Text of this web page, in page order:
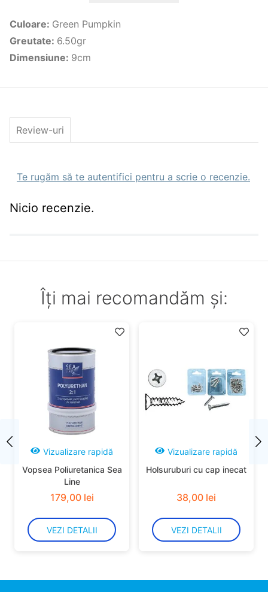
Dimensiune(cm) 9cm
Culoare
Greutate(gr)
6.50gr
Culoare: Green Pumpkin
Greutate: 6.50gr
Dimensiune: 9cm
Review-uri
Te rugăm să te autentifici pentru a scrie o recenzie.
Nicio recenzie.
Îți mai recomandăm și:
Vizualizare rapidă
Vopsea Poliuretanica Sea
Line
179,00 lei
VEZI DETALII
Vizualizare rapidă
Holsuruburi cu cap inecat
38,00 lei
VEZI DETALII